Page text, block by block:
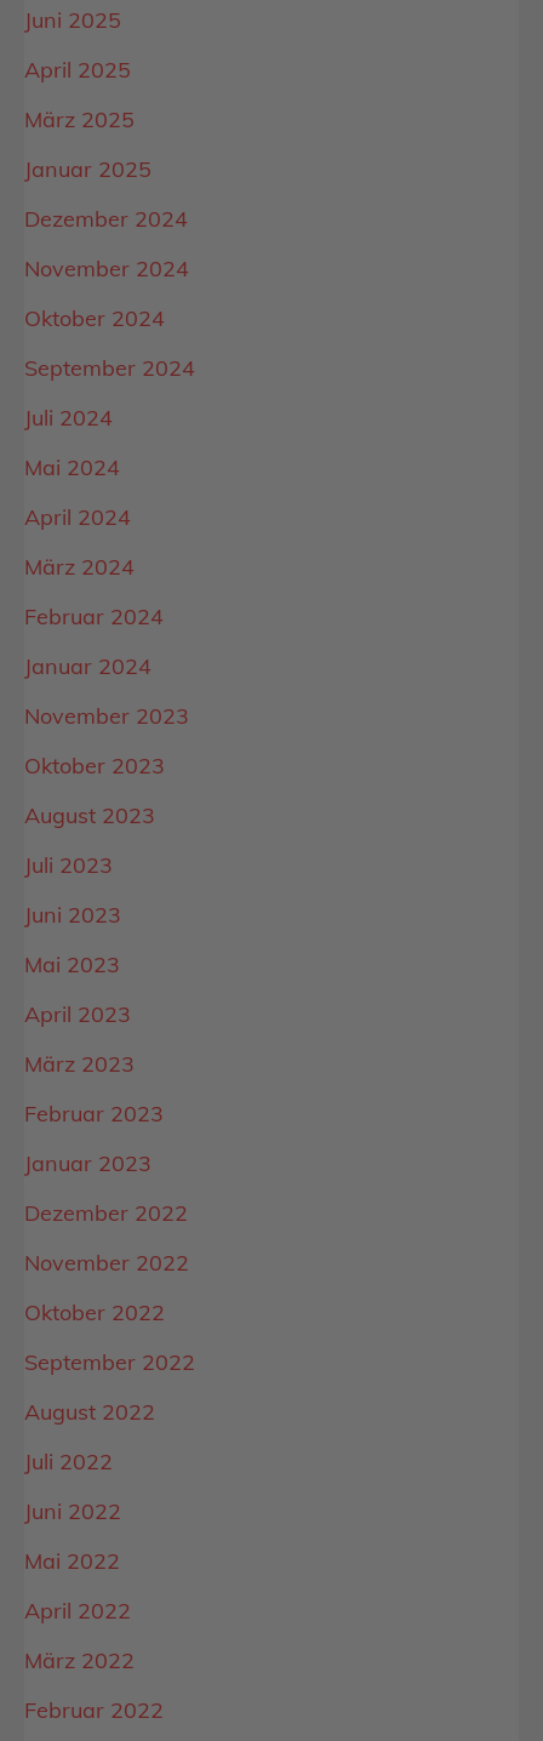
Juni 2025
April 2025
März 2025
Januar 2025
Dezember 2024
November 2024
Oktober 2024
September 2024
Juli 2024
Mai 2024
April 2024
März 2024
Februar 2024
Januar 2024
November 2023
Oktober 2023
August 2023
Juli 2023
Juni 2023
Mai 2023
April 2023
März 2023
Februar 2023
Januar 2023
Dezember 2022
November 2022
Oktober 2022
September 2022
August 2022
Juli 2022
Juni 2022
Mai 2022
April 2022
März 2022
Februar 2022